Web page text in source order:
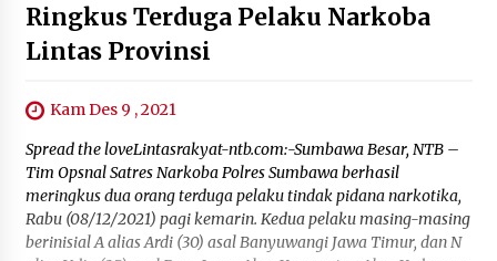
Ringkus Terduga Pelaku Narkoba
Lintas Provinsi
Kam Des 9 , 2021
Spread the loveLintasrakyat-ntb.com:-Sumbawa Besar, NTB –
Tim Opsnal Satres Narkoba Polres Sumbawa berhasil
meringkus dua orang terduga pelaku tindak pidana narkotika,
Rabu (08/12/2021) pagi kemarin. Kedua pelaku masing-masing
berinisial A alias Ardi (30) asal Banyuwangi Jawa Timur, dan N